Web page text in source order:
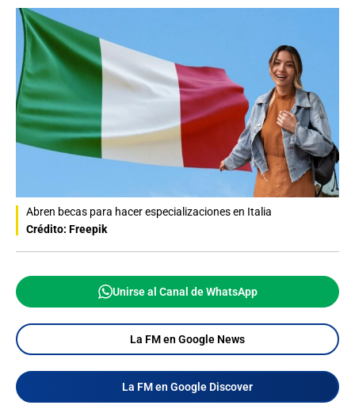
Abren becas para hacer especializaciones en Italia
Crédito: Freepik
Unirse al Canal de WhatsApp
La FM en Google News
La FM en Google Discover